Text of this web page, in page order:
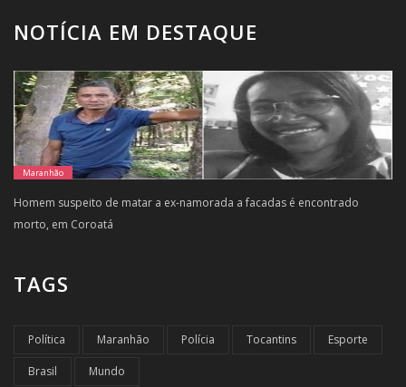
NOTÍCIA EM DESTAQUE
Maranhão
Homem suspeito de matar a ex-namorada a facadas é encontrado
morto, em Coroatá
TAGS
Política Maranhão Polícia Tocantins Esporte
Brasil Mundo